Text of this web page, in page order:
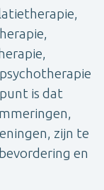
is dat
zijn te
en